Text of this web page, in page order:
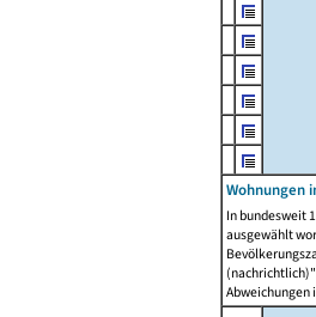
Wohnungen
In bundesweit
ausgewählt
Abweichungen